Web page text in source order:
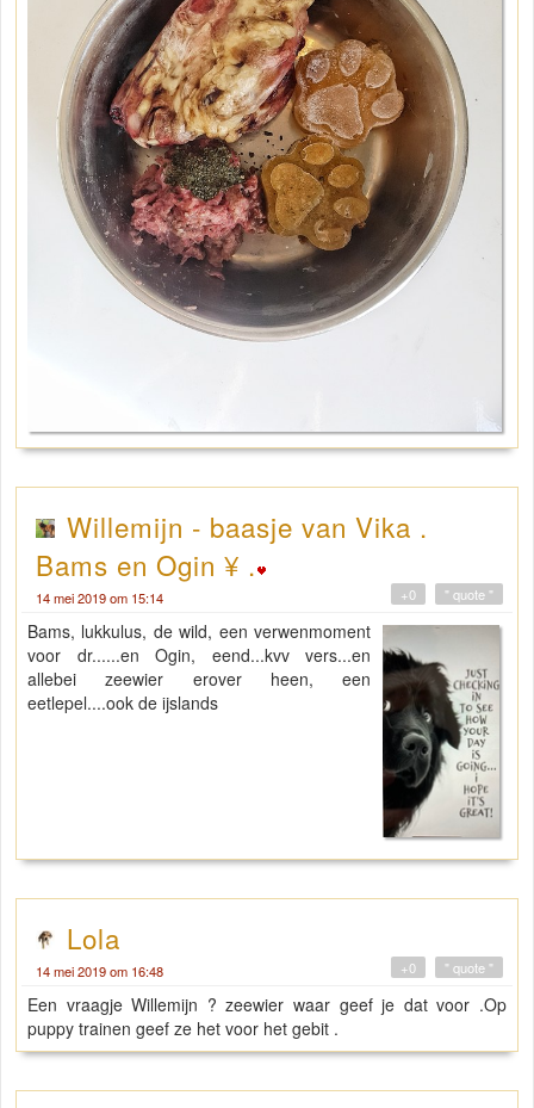
Willemijn - baasje van Vika .
Bams en Ogin ¥ .
14 mei 2019 om 15:14 " quote "
+0
Bams, lukkulus, de wild, een verwenmoment
voor dr......en Ogin, eend...kvv vers...en
allebei zeewier erover heen, een
eetlepel....ook de ijslands
Lola
14 mei 2019 om 16:48 " quote "
+0
Een vraagje Willemijn ? zeewier waar geef je dat voor .Op
puppy trainen geef ze het voor het gebit .